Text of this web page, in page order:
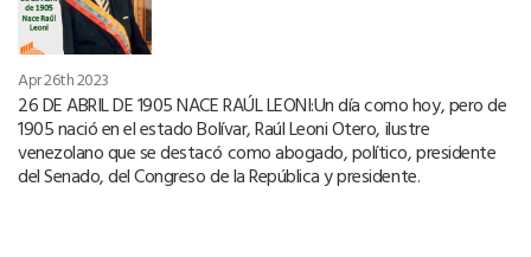
Apr 26th 2023
26 DE ABRIL DE 1905 NACE RAÚL LEONI:Un día como hoy, pero de
1905 nació en el estado Bolívar, Raúl Leoni Otero, ilustre
venezolano que se destacó como abogado, político, presidente
del Senado, del Congreso de la República y presidente.